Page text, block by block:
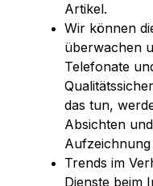
Artikel.
Wir können
überwachen
Telefonate
das tun,
Absichten
Aufzeichnung
Trends im
Dienste beim